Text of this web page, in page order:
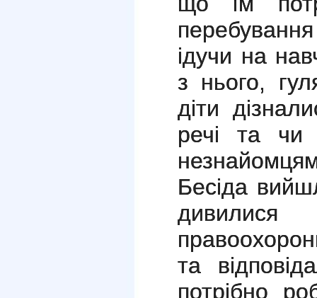
ідучи на
з нього,
діти
речі та чи
Бесіда
та
потрібно